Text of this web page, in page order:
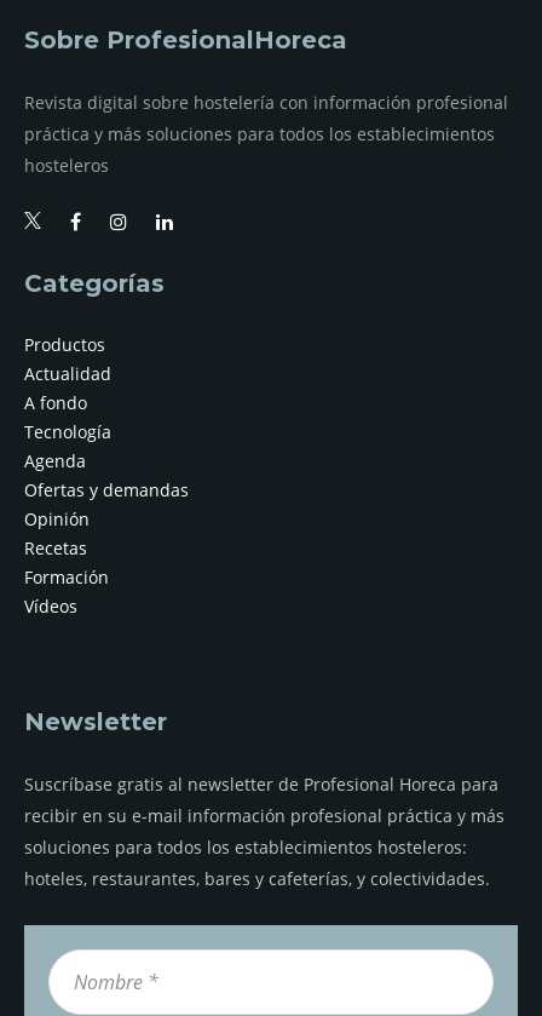
Sobre ProfesionalHoreca
Revista digital sobre hostelería con información profesional
práctica y más soluciones para todos los establecimientos
hosteleros
Categorías
Productos
Actualidad
A fondo
Tecnología
Agenda
Ofertas y demandas
Opinión
Recetas
Formación
Vídeos
Newsletter
Suscríbase gratis al newsletter de Profesional Horeca para
recibir en su e-mail información profesional práctica y más
soluciones para todos los establecimientos hosteleros:
hoteles, restaurantes, bares y cafeterías, y colectividades.